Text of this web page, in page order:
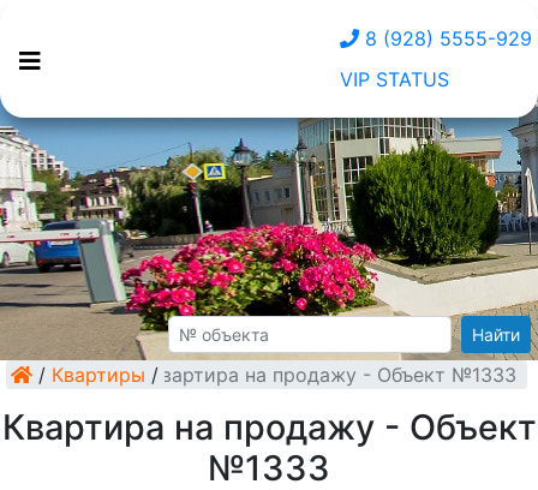
8 (928) 5555-929
VIP STATUS
Найти
/ Квартиры /
Квартира на продажу - Объект №1333
Квартира на продажу - Объект
№1333